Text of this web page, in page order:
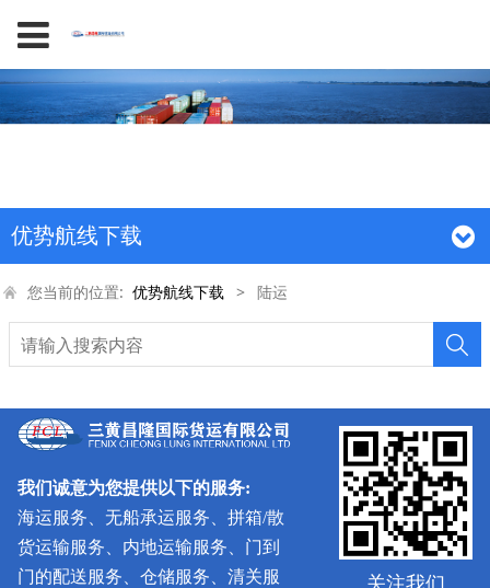
优势航线下载
您当前的位置:优势航线下载 > 陆运
我们诚意为您提供以下的服务:
海运服务、无船承运服务、拼箱/散
货运输服务、内地运输服务、门到
门的配送服务、仓储服务、清关服
关注我们